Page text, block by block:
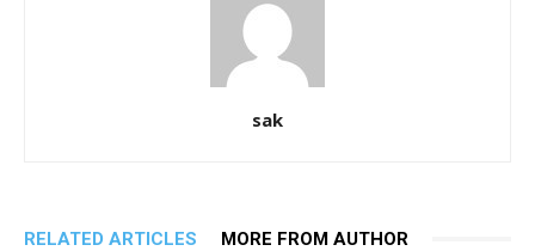
sak
RELATED ARTICLES MORE FROM AUTHOR